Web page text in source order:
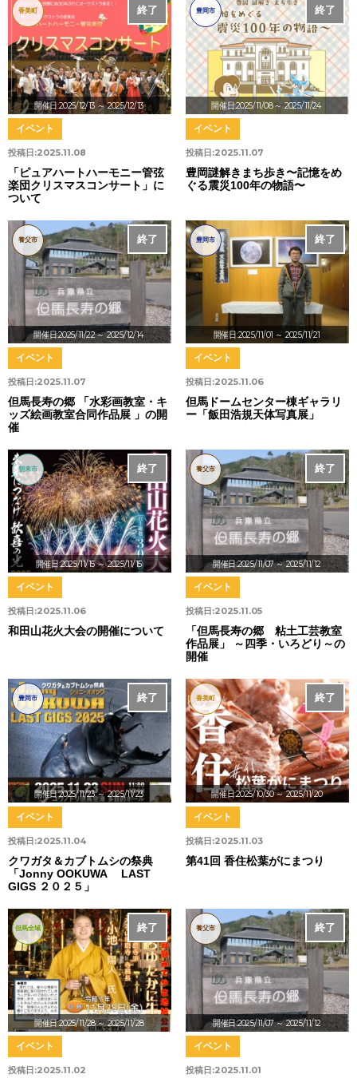
開催日:2025/12/13 ～ 2025/12/13
終了
香美町
投稿日:2025.11.08
イベント
「ピュアハートハーモニー管弦
楽団クリスマスコンサート」に
ついて
開催日:2025/11/08～ 2025/11/24
終了
豊岡市
投稿日:2025.11.07
イベント
豊岡謎解きまち歩き〜記憶をめ
ぐる震災100年の物語〜
開催日:2025/11/22～ 2025/12/14
終了
養父市
投稿日:2025.11.07
イベント
但馬長寿の郷 「水彩画教室・キ
ッズ絵画教室合同作品展 」の開
催
開催日:2025/11/01 ～ 2025/11/21
終了
豊岡市
投稿日:2025.11.06
イベント
但馬ドームセンター棟ギャラリ
ー「飯田浩規天体写真展」
開催日:2025/11/15～ 2025/11/15
終了
朝来市
投稿日:2025.11.06
イベント
和田山花火大会の開催について
開催日:2025/11/07～ 2025/11/12
終了
養父市
投稿日:2025.11.05
イベント
「但馬長寿の郷 粘土工芸教室
作品展」 ～四季・いろどり～の
開催
開催日:2025/11/23～ 2025/11/23
終了
豊岡市
投稿日:2025.11.04
イベント
クワガタ＆カブトムシの祭典
「Jonny OOKUWA LAST
GIGS ２０２５」
開催日:2025/10/30～ 2025/11/20
終了
香美町
投稿日:2025.11.03
イベント
第41回 香住松葉がにまつり
開催日:2025/11/28～ 2025/11/28
終了
但馬全域
投稿日:2025.11.02
イベント
開催日:2025/11/07～ 2025/11/12
終了
養父市
投稿日:2025.11.01
イベント